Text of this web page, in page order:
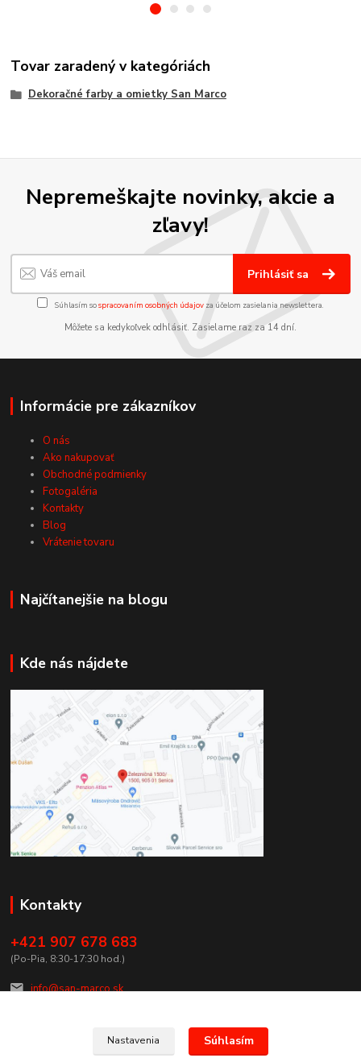
Tovar zaradený v kategóriách
Dekoračné farby a omietky San Marco
Nepremeškajte novinky, akcie a
zľavy!
Prihlásiť sa
Súhlasím sospracovaním osobných údajov za účelom zasielania newslettera.
Môžete sa kedykoľvek odhlásiť. Zasielame raz za 14 dní.
Informácie pre zákazníkov
O nás
Ako nakupovať
Obchodné podmienky
Fotogaléria
Kontakty
Blog
Vrátenie tovaru
Najčítanejšie na blogu
Kde nás nájdete
Kontakty
+421 907 678 683
(Po-Pia, 8:30-17:30 hod.)
info@san-marco.sk
Nastavenia Súhlasím